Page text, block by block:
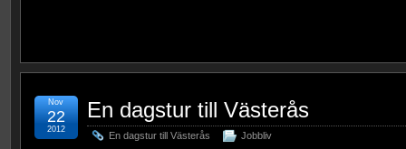
En dagstur till Västerås
En dagstur till Västerås Jobbliv
Nov
22
2012